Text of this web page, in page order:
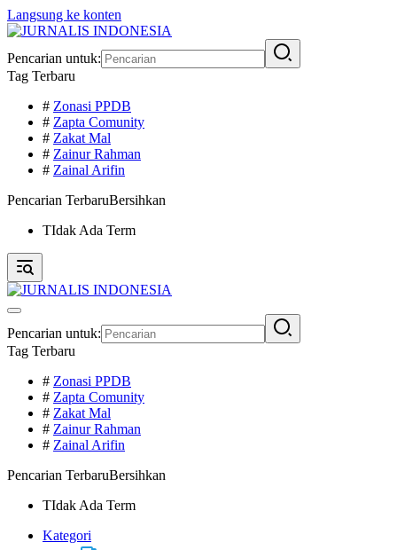
Langsung ke konten
Pencarian untuk:
Tag Terbaru
# Zonasi PPDB
# Zapta Comunity
# Zakat Mal
# Zainur Rahman
# Zainal Arifin
Pencarian TerbaruBersihkan
TIdak Ada Term
Pencarian untuk:
Tag Terbaru
# Zonasi PPDB
# Zapta Comunity
# Zakat Mal
# Zainur Rahman
# Zainal Arifin
Pencarian TerbaruBersihkan
TIdak Ada Term
Kategori